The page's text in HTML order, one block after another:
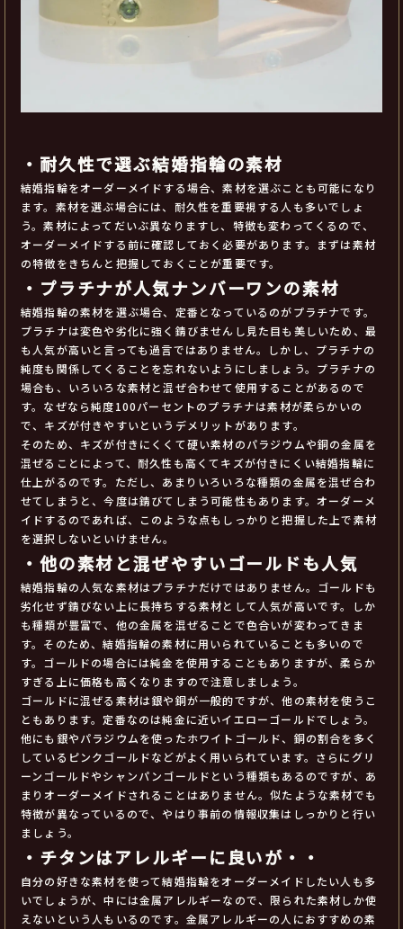
・耐久性で選ぶ結婚指輪の素材
結婚指輪をオーダーメイドする場合、素材を選ぶことも可能になり
ます。素材を選ぶ場合には、耐久性を重要視する人も多いでしょ
う。素材によってだいぶ異なりますし、特徴も変わってくるので、
オーダーメイドする前に確認しておく必要があります。まずは素材
の特徴をきちんと把握しておくことが重要です。
・プラチナが人気ナンバーワンの素材
結婚指輪の素材を選ぶ場合、定番となっているのがプラチナです。
プラチナは変色や劣化に強く錆びませんし見た目も美しいため、最
も人気が高いと言っても過言ではありません。しかし、プラチナの
純度も関係してくることを忘れないようにしましょう。プラチナの
場合も、いろいろな素材と混ぜ合わせて使用することがあるので
す。なぜなら純度100パーセントのプラチナは素材が柔らかいの
で、キズが付きやすいというデメリットがあります。
そのため、キズが付きにくくて硬い素材のパラジウムや銅の金属を
混ぜることによって、耐久性も高くてキズが付きにくい結婚指輪に
仕上がるのです。ただし、あまりいろいろな種類の金属を混ぜ合わ
せてしまうと、今度は錆びてしまう可能性もあります。オーダーメ
イドするのであれば、このような点もしっかりと把握した上で素材
を選択しないといけません。
・他の素材と混ぜやすいゴールドも人気
結婚指輪の人気な素材はプラチナだけではありません。ゴールドも
劣化せず錆びない上に長持ちする素材として人気が高いです。しか
も種類が豊富で、他の金属を混ぜることで色合いが変わってきま
す。そのため、結婚指輪の素材に用いられていることも多いので
す。ゴールドの場合には純金を使用することもありますが、柔らか
すぎる上に価格も高くなりますので注意しましょう。
ゴールドに混ぜる素材は銀や銅が一般的ですが、他の素材を使うこ
ともあります。定番なのは純金に近いイエローゴールドでしょう。
他にも銀やパラジウムを使ったホワイトゴールド、銅の割合を多く
しているピンクゴールドなどがよく用いられています。さらにグリ
ーンゴールドやシャンパンゴールドという種類もあるのですが、あ
まりオーダーメイドされることはありません。似たような素材でも
特徴が異なっているので、やはり事前の情報収集はしっかりと行い
ましょう。
・チタンはアレルギーに良いが・・
自分の好きな素材を使って結婚指輪をオーダーメイドしたい人も多
いでしょうが、中には金属アレルギーなので、限られた素材しか使
えないという人もいるのです。金属アレルギーの人におすすめの素